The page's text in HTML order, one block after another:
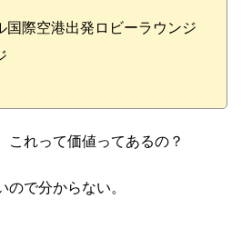
国際空港出発ロビーラウンジ
これって価値ってあるの？
で分からない。